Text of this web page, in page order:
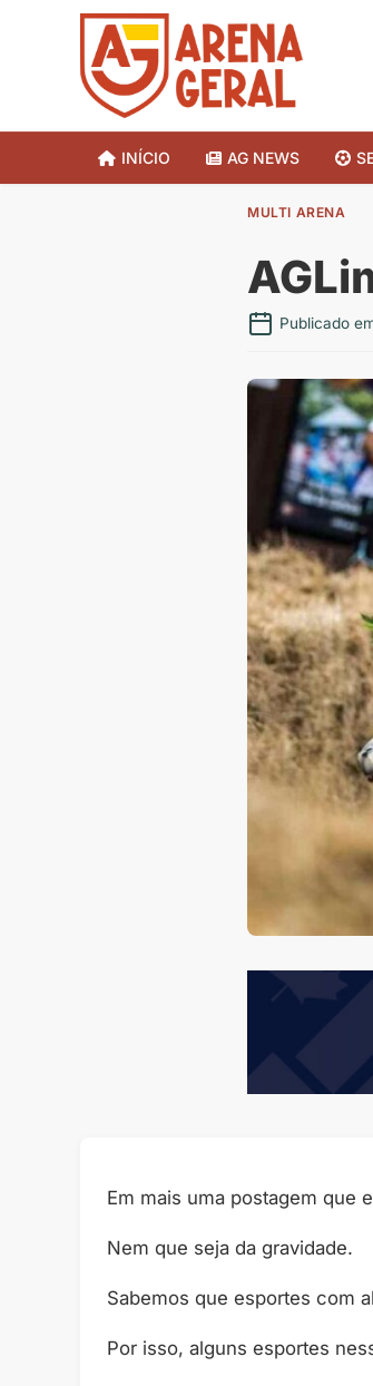
INÍCIO AG NEWS
MULTI ARENA
Publicado
Em mais uma postagem que
Nem que seja da gravidade.
Sabemos que esportes com
Por isso, alguns esportes